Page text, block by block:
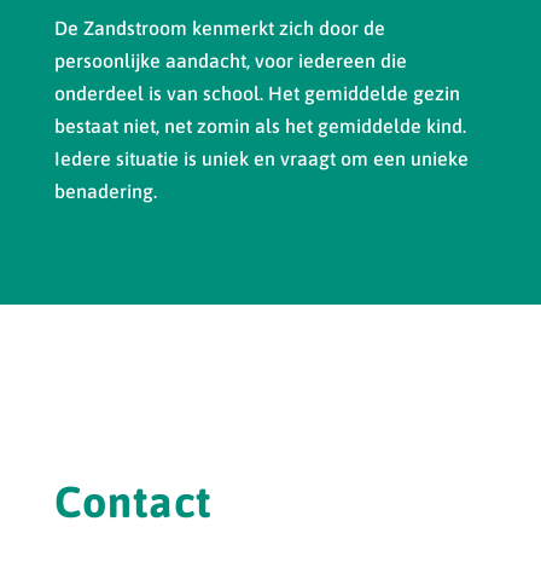
De Zandstroom kenmerkt zich door de
persoonlijke aandacht, voor iedereen die
onderdeel is van school. Het gemiddelde gezin
bestaat niet, net zomin als het gemiddelde kind.
Iedere situatie is uniek en vraagt om een unieke
benadering.
Contact